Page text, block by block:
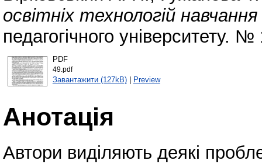
освітніх технологій
педагогічного університету.
PDF
49.pdf
Завантажити (127kB)| Preview
Анотація
Автори виділяють деякі